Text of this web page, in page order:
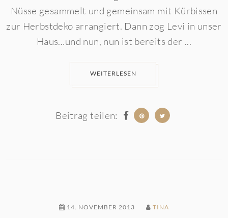
Nüsse gesammelt und gemeinsam mit Kürbissen
zur Herbstdeko arrangiert. Dann zog Levi in unser
Haus…und nun, nun ist bereits der ...
WEITERLESEN
Beitrag teilen:
14. NOVEMBER 2013 TINA